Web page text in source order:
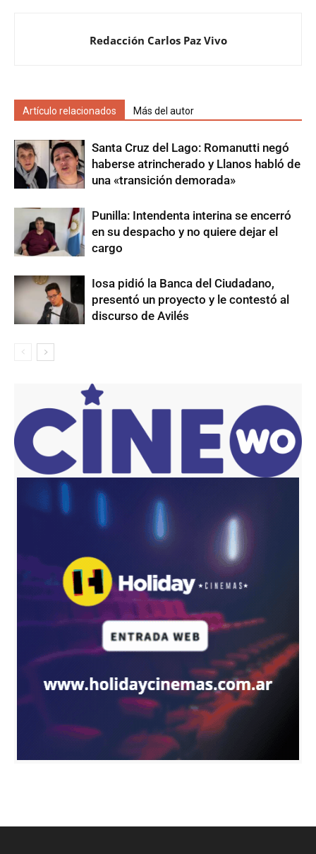
Redacción Carlos Paz Vivo
Artículo relacionados Más del autor
Santa Cruz del Lago: Romanutti negó
haberse atrincherado y Llanos habló de
una «transición demorada»
Punilla: Intendenta interina se encerró
en su despacho y no quiere dejar el
cargo
Iosa pidió la Banca del Ciudadano,
presentó un proyecto y le contestó al
discurso de Avilés